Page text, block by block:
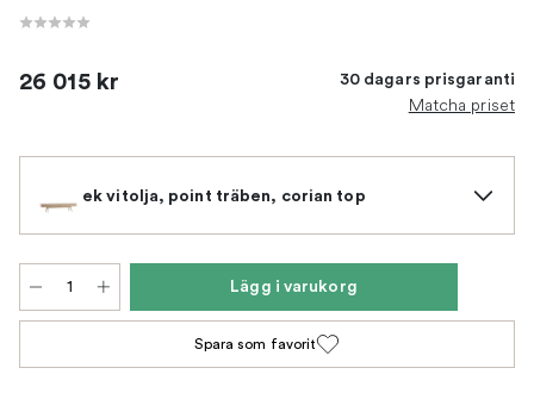
26 015 kr 30 dagars prisgaranti
Matcha priset
ek vitolja, point träben, corian top
Lägg i varukorg
Spara som favorit